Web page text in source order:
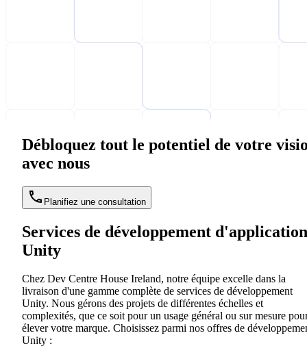
Débloquez tout le potentiel de votre
avec nous
Planifiez une consultation
Services de développement
Unity
Chez Dev Centre House Ireland, notre équipe excelle dans la
livraison d'une gamme complète de services de développement
Unity. Nous gérons des projets de différentes échelles et
complexités, que ce soit pour un usage général ou sur mesure
élever votre marque. Choisissez parmi nos offres de
Unity :